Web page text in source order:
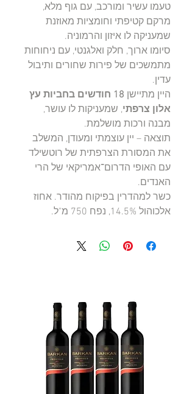
טעמו עשיר ומורכב, עם גוף מלא,
מרקם קטיפתי וחומציות מאוזנת
שמעניקה לו איזון והרמוניה.
סיומו ארוך, חלק ואלגנטי, עם ניחוחות
מתמשכים של פירות שחורים ותיבול
עדין.
היין מתיישן
18 חודשים בחביות עץ
אלון צרפתי, שמעניקות לו עושר,
מבנה ורכות מושלמת.
תוצאה – יין עוצמתי ומעודן, המשלב
את המסורת הצרפתית של רוטשילד
עם האופי הדרום־אמריקאי של הרי
האנדים.
כשר למהדרין בפיקוח מהודר. אחוז
אלכוהול ‎14.5%‎, נפח ‎750 מ"ל‎.